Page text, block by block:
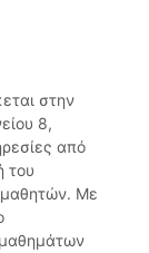
στην
8,
από
του
μαθητών. Με
μαθημάτων